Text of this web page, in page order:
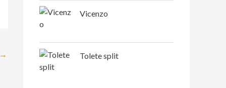
→
Vicenzo
Tolete split